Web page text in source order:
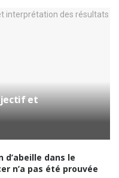
et
d’abeille dans le
n’a pas été prouvée